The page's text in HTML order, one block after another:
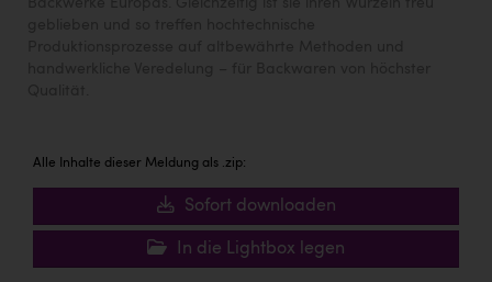
Alle Inhalte dieser Meldung als .zip:
Sofort downloaden
In die Lightbox legen